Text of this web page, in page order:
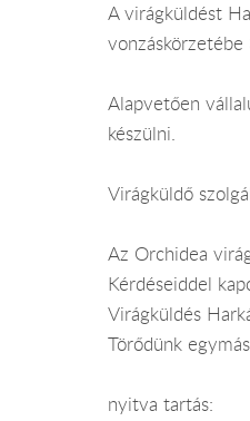
A virágküldést
Alapvetően
készülni.
Virágküldő
Az Orchidea
Kérdéseiddel
Virágküldés
Törődünk
nyitva tartás: